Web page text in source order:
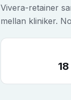
Vivera-retainer
mellan kliniker.